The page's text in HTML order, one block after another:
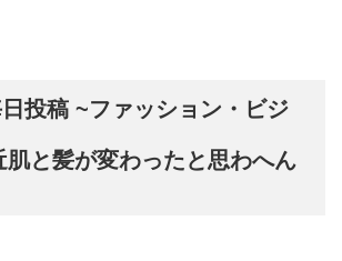
投稿 ~ファッション・ビジ
肌と髪が変わったと思わへん